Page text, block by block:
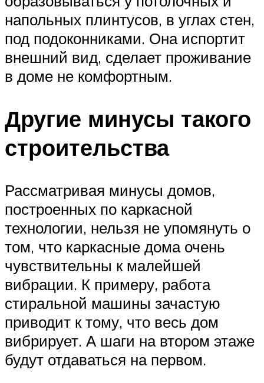
напольных плинтусов, в углах стен,
под подоконниками. Она испортит
внешний вид, сделает проживание
в доме не комфортным.
Другие минусы такого
строительства
Рассматривая минусы домов,
построенных по каркасной
технологии, нельзя не упомянуть о
том, что каркасные дома очень
чувствительны к малейшей
вибрации. К примеру, работа
стиральной машины зачастую
приводит к тому, что весь дом
вибрирует. А шаги на втором этаже
будут отдаваться на первом.